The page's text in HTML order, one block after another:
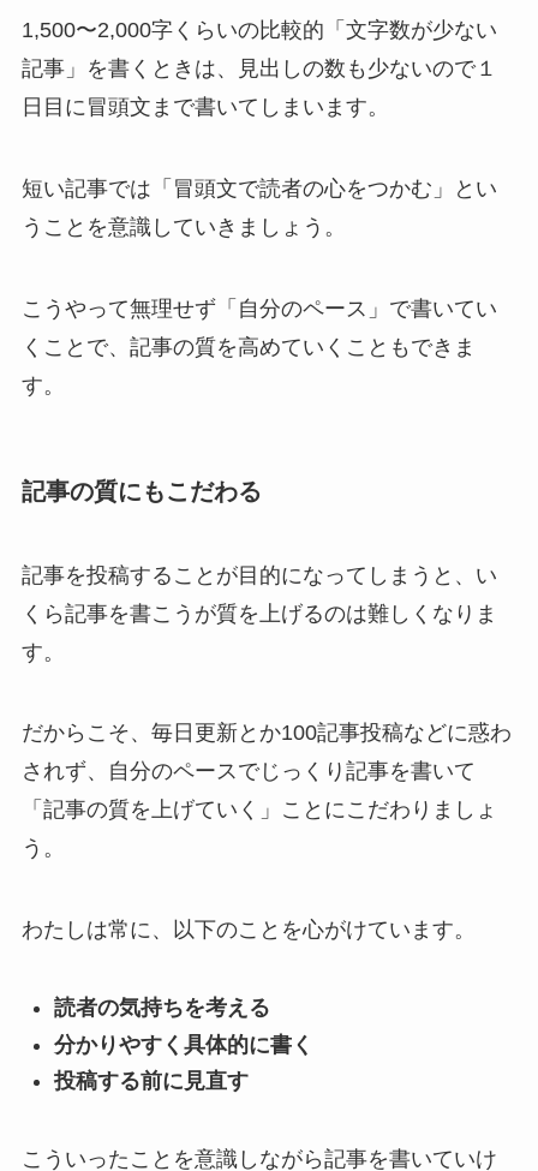
1,500〜2,000字くらいの比較的「文字数が少ない
記事」を書くときは、見出しの数も少ないので１
日目に冒頭文まで書いてしまいます。
短い記事では「 冒頭文で読者の心をつかむ 」とい
うことを意識していきましょう。
こうやって無理せず「自分のペース」で書いてい
くことで、記事の質を高めていくこともできま
す。
記事の質にもこだわる
記事を投稿することが目的になってしまうと、い
くら記事を書こうが質を上げるのは難しくなりま
す。
だからこそ、毎日更新とか100記事投稿などに惑わ
されず、
自分のペースでじっくり記事を書いて
「記事の質を上げていく」ことにこだわりましょ
う。
わたしは常に、以下のことを心がけています。
読者の気持ちを考える
分かりやすく具体的に書く
投稿する前に見直す
こういったことを意識しながら記事を書いていけ